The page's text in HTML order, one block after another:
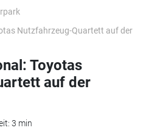
Nutzfahrzeug-Quartett auf der
Toyotas
auf der
3 min